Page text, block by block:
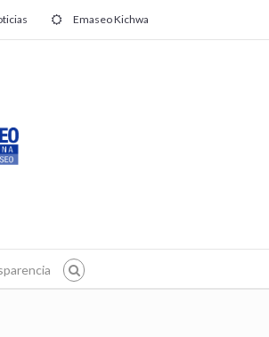
Emaseo Kichwa